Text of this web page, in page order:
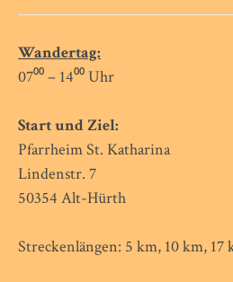
Wandertag:
07⁰⁰ – 14⁰⁰ Uhr
Start und Ziel:
Pfarrheim St. Katharina
Lindenstr. 7
50354 Alt-Hürth
Streckenlängen: 5 km, 10 km, 17